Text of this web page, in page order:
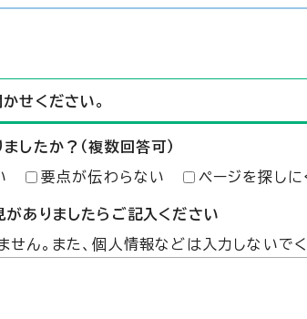
せください。
したか？（複数回答可）
要点が伝わらない ページを探しに
ありましたらご記入ください
せん。また、個人情報などは入力しないでく